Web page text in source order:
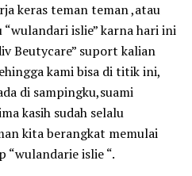
keras teman teman ,atau
islie” karna hari ini
Beutycare” suport kalian
kami bisa di titik ini,
di sampingku,suami
kasih sudah selalu
kita berangkat memulai
“wulandarie islie “.